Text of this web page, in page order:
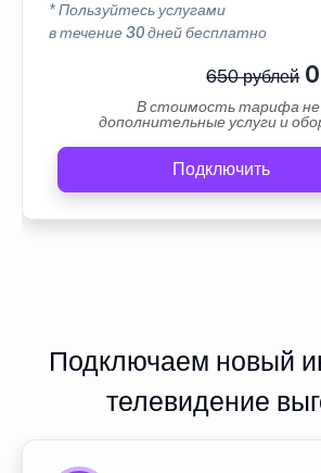
* Пользуйтесь услугами
в течение 30 дней бесплатно
650 рублей0
В стоимость тарифа не
дополнительные услуги и
Подключить
Подключаем новый
телевидение